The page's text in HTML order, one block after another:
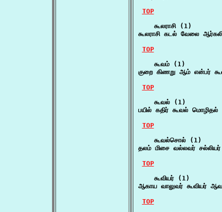
TOP
    கூலராசி (1)
கூலராசி கடல் வேலை
TOP
    கூவம் (1)
குறை கிணறு ஆம் என்பர்
TOP
    கூவல் (1)
பயில் கதிர் கூவல்
TOP
    கூவல்சொல் (1)
தலம் மிசை வல்லவர்
TOP
    கூவியர் (1)
ஆகாய வாலுவர் கூவியர்
TOP